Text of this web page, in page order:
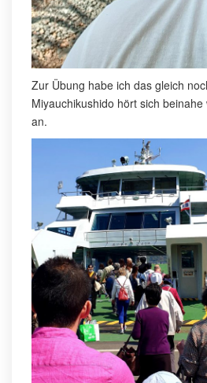
Zur Übung habe ich das gleich
Miyauchikushido hört sich
an.